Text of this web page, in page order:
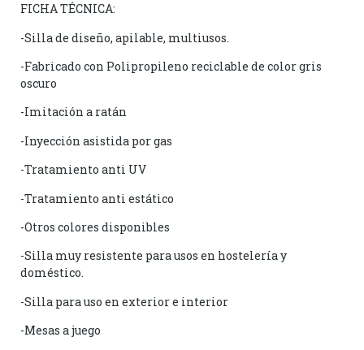
FICHA TÉCNICA:
-Silla de diseño, apilable, multiusos.
-Fabricado con Polipropileno reciclable de color gris
oscuro
-Imitación a ratán
-Inyección asistida por gas
-Tratamiento anti UV
-Tratamiento anti estático
-Otros colores disponibles
-Silla muy resistente para usos en hostelería y
doméstico.
-Silla para uso en exterior e interior
-Mesas a juego